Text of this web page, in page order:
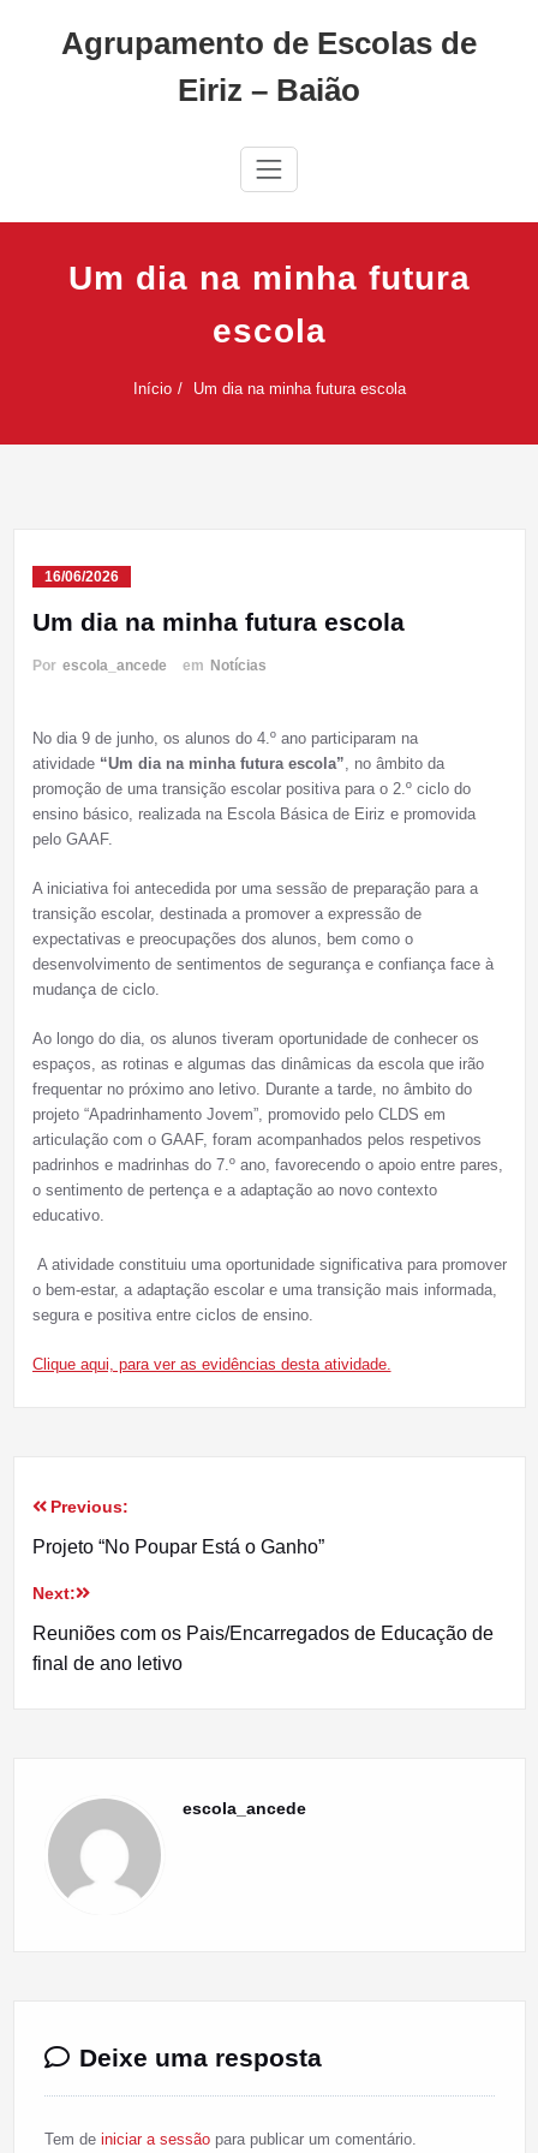
Agrupamento de Escolas de
Eiriz – Baião
Um dia na minha futura
escola
Início Um dia na minha futura escola
16/06/2026
Um dia na minha futura escola
Por escola_ancede em Notícias
No dia 9 de junho, os alunos do 4.º ano participaram na
atividade “Um dia na minha futura escola”, no âmbito da
promoção de uma transição escolar positiva para o 2.º ciclo do
ensino básico, realizada na Escola Básica de Eiriz e promovida
pelo GAAF.
A iniciativa foi antecedida por uma sessão de preparação para a
transição escolar, destinada a promover a expressão de
expectativas e preocupações dos alunos, bem como o
desenvolvimento de sentimentos de segurança e confiança face à
mudança de ciclo.
Ao longo do dia, os alunos tiveram oportunidade de conhecer os
espaços, as rotinas e algumas das dinâmicas da escola que irão
frequentar no próximo ano letivo. Durante a tarde, no âmbito do
projeto “Apadrinhamento Jovem”, promovido pelo CLDS em
articulação com o GAAF, foram acompanhados pelos respetivos
padrinhos e madrinhas do 7.º ano, favorecendo o apoio entre pares,
o sentimento de pertença e a adaptação ao novo contexto
educativo.
A atividade constituiu uma oportunidade significativa para promover
o bem-estar, a adaptação escolar e uma transição mais informada,
segura e positiva entre ciclos de ensino.
Clique aqui, para ver as evidências desta atividade.
Navegação
de
artigos
Previous:
Projeto “No Poupar Está o Ganho”
Next:
Reuniões com os Pais/Encarregados de Educação de
final de ano letivo
escola_ancede
Deixe uma resposta
Tem de iniciar a sessãopara publicar um comentário.